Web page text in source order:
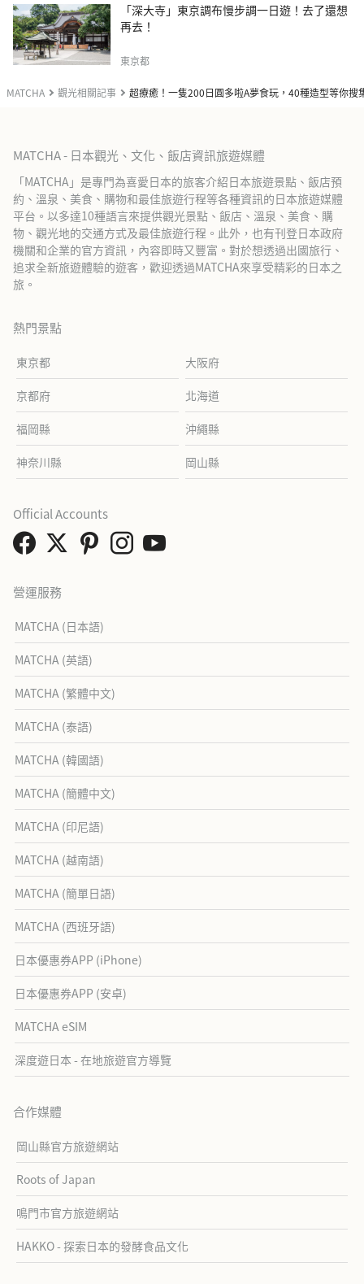
MATCHA 觀光相關記事 超療癒！一隻200日圓多啦A夢食玩，40種造型等你搜
「深大寺」東京調布慢步調一日遊！去了還想
再去！
東京都
MATCHA - 日本觀光、文化、飯店資訊旅遊媒體
「MATCHA」是專門為喜愛日本的旅客介紹日本旅遊景點、飯店預
約、溫泉、美食、購物和最佳旅遊行程等各種資訊的日本旅遊媒體
平台。以多達10種語言來提供觀光景點、飯店、溫泉、美食、購
物、觀光地的交通方式及最佳旅遊行程。此外，也有刊登日本政府
機關和企業的官方資訊，內容即時又豐富。對於想透過出國旅行、
追求全新旅遊體驗的遊客，歡迎透過MATCHA來享受精彩的日本之
旅。
熱門景點
東京都 大阪府
京都府 北海道
福岡縣 沖繩縣
神奈川縣 岡山縣
營運服務
MATCHA (日本語)
MATCHA (英語)
MATCHA (繁體中文)
MATCHA (泰語)
MATCHA (韓國語)
MATCHA (簡體中文)
MATCHA (印尼語)
MATCHA (越南語)
MATCHA (簡單日語)
MATCHA (西班牙語)
日本優惠券APP (iPhone)
日本優惠券APP (安卓)
MATCHA eSIM
深度遊日本 - 在地旅遊官方導覽
合作媒體
岡山縣官方旅遊網站
Roots of Japan
鳴門市官方旅遊網站
HAKKO - 探索日本的發酵食品文化
Official Accounts